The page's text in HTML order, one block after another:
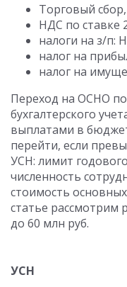
Торговый сбор,
НДС по ставке
налоги на з/п:
налог на
налог на
Переход на ОСНО
бухгалтерского
выплатами в
перейти, если
УСН: лимит
численность
стоимость
статье рассмотрим
до 60 млн руб.
УСН